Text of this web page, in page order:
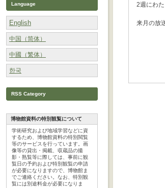
2週にわ
来月の放
Language
English
中国（简体）
中國（繁体）
한국
RSS Category
博物館資料の特別観覧について
​学術研究および地域学習などに資
するため、博物館資料の特別閲覧
等のサービスを行っています。画
像等の貸出・掲載、収蔵品の撮
影・熟覧等に際しては、事前に観
覧日の予約および特別観覧の申請
が必要になりますので、博物館ま
でご連絡ください。なお、特別観
覧には別途料金が必要になりま